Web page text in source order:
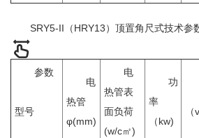
SRY5-II（HRY13）顶置角尺式技术参
参数
型号
电
热管
φ(mm)
电
热管表
面负荷
(w/c㎡)
功
率
（kw)
（